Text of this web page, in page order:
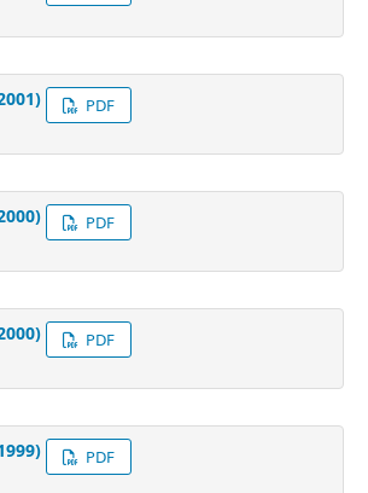
PDF
PDF
PDF
PDF